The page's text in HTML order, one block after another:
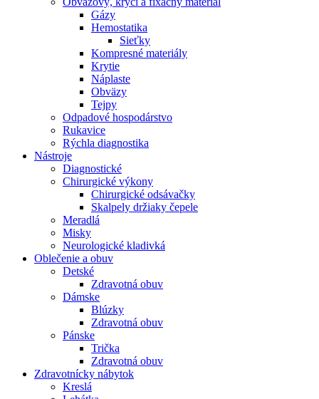
Gázy
Hemostatika
Sieťky
Kompresné materiály
Krytie
Náplaste
Obväzy
Tejpy
Odpadové hospodárstvo
Rukavice
Rýchla diagnostika
Nástroje
Diagnostické
Chirurgické výkony
Chirurgické odsávačky
Skalpely držiaky čepele
Meradlá
Misky
Neurologické kladivká
Oblečenie a obuv
Detské
Zdravotná obuv
Dámske
Blúzky
Zdravotná obuv
Pánske
Trička
Zdravotná obuv
Zdravotnícky nábytok
Kreslá